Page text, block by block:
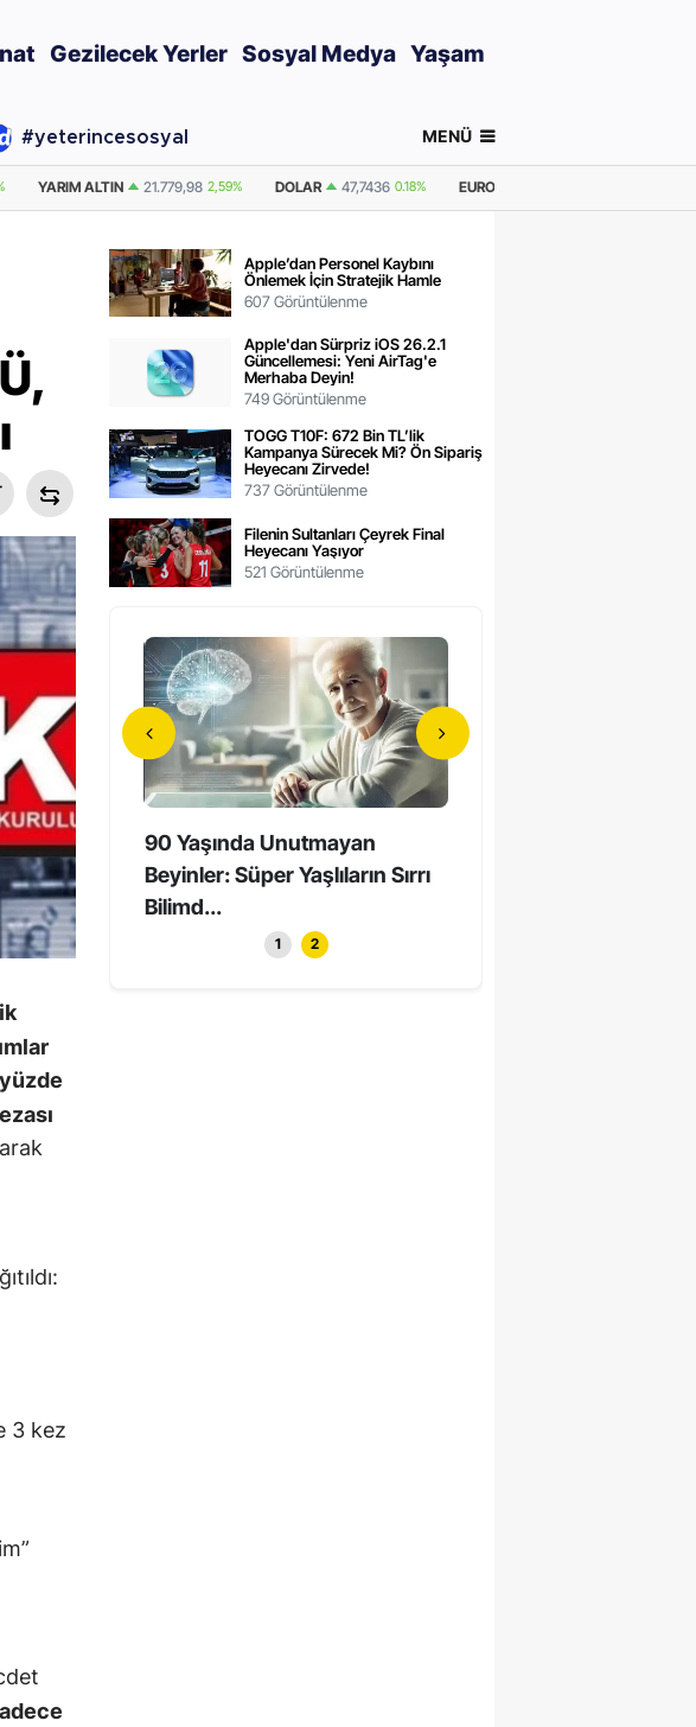
Gezilecek Yerler Sosyal Medya Yaşam
#yeterincesosyal MENÜ
DOLAR 47,7436 0.18% EURO 55,2510 0.32% GRAM ALTIN
yüzde
3 kez
Apple’dan Personel Kaybını
Önlemek İçin Stratejik Hamle
607 Görüntülenme
Apple'dan Sürpriz iOS 26.2.1
Güncellemesi: Yeni AirTag'e
Merhaba Deyin!
749 Görüntülenme
TOGG T10F: 672 Bin TL’lik
Kampanya Sürecek Mi? Ön Sipariş
Heyecanı Zirvede!
737 Görüntülenme
Filenin Sultanları Çeyrek Final
Heyecanı Yaşıyor
521 Görüntülenme
Yıldızı 73
Kaybetti
90 Yaşında Unutmayan
Beyinler: Süper Yaşlıların Sırrı
Bilimd...
1 2